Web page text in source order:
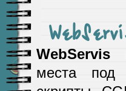
WebServis
места под